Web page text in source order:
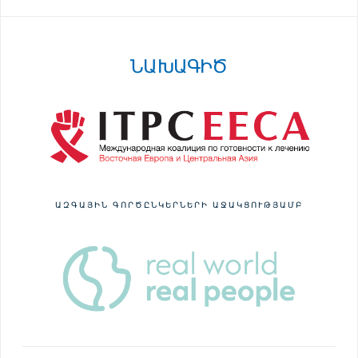
ՆԱԽԱԳԻԾ
ԱԶԳԱՅԻՆ ԳՈՐԾԸՆԿԵՐՆԵՐԻ ԱՋԱԿՑՈՒԹՅԱՄԲ